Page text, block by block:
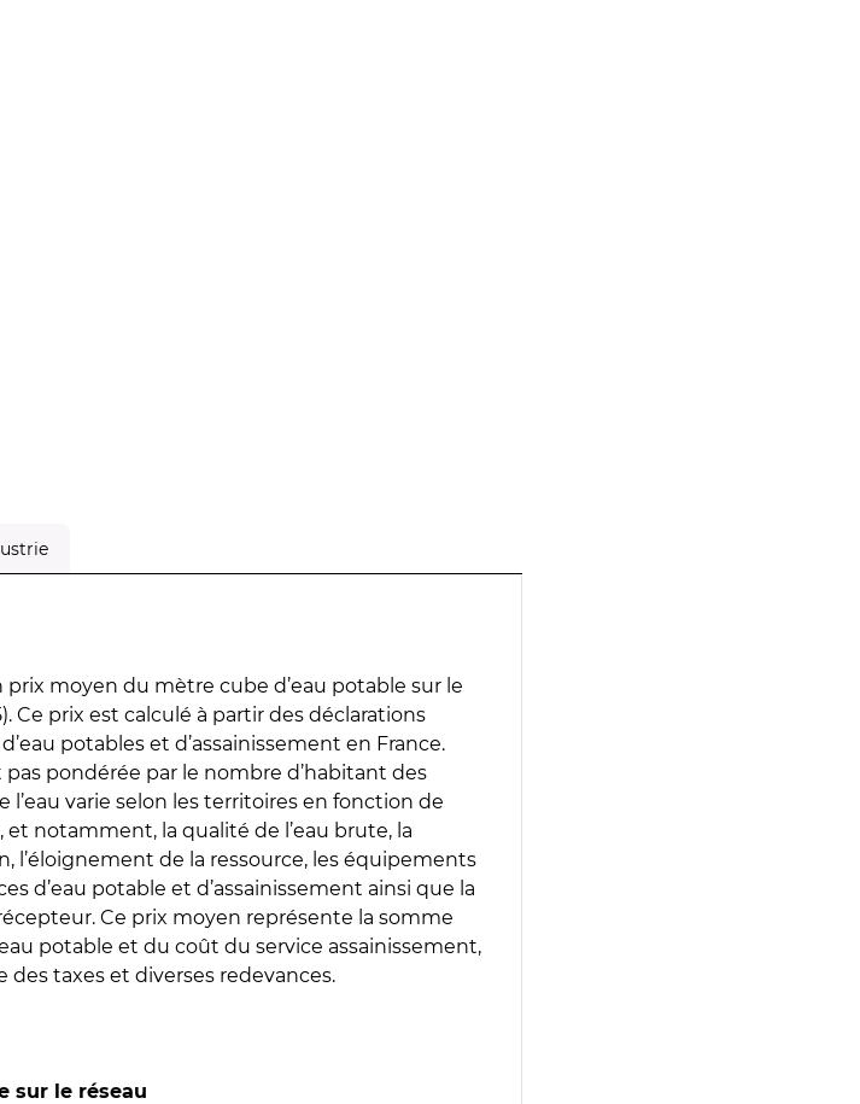
moyen du mètre cube d’eau potable sur le
Ce prix est calculé à partir des déclarations
potables et d’assainissement en France.
pondérée par le nombre d’habitant des
l’eau varie selon les territoires en fonction de
et notamment, la qualité de l’eau brute, la
l’éloignement de la ressource, les équipements
d’eau potable et d’assainissement ainsi que la
Ce prix moyen représente la somme
potable et du coût du service assainissement,
taxes et diverses redevances.
sur le réseau